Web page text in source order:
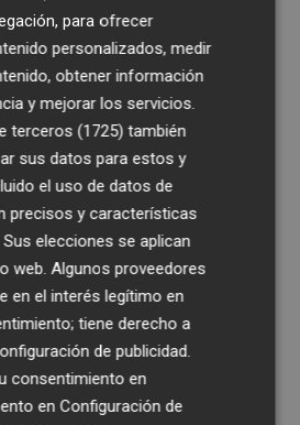
para ofrecer
personalizados, medir
obtener información
y mejorar los servicios.
terceros (1725) también
sus datos para estos y
el uso de datos de
precisos y características
elecciones se aplican
web. Algunos proveedores
en el interés legítimo en
tiene derecho a
de publicidad
consentimiento en
enConfiguración de